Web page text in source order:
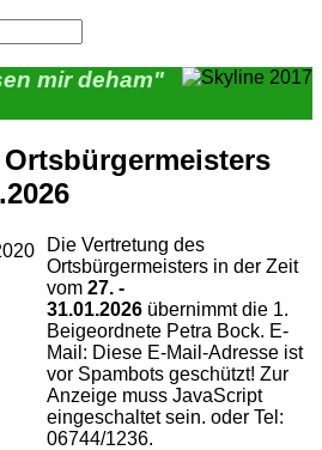
mir deham"
Die Vertretung des
Ortsbürgermeisters in der Zeit
vom 27. -
31.01.2026 übernimmt die 1.
Beigeordnete Petra Bock. E-
Mail: Diese E-Mail-Adresse ist
vor Spambots geschützt! Zur
Anzeige muss JavaScript
eingeschaltet sein. oder Tel:
06744/1236.